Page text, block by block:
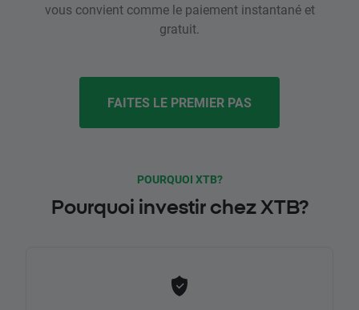
vous convient comme le paiement instantané et
gratuit.
FAITES LE PREMIER PAS
POURQUOI XTB?
Pourquoi investir chez XTB?